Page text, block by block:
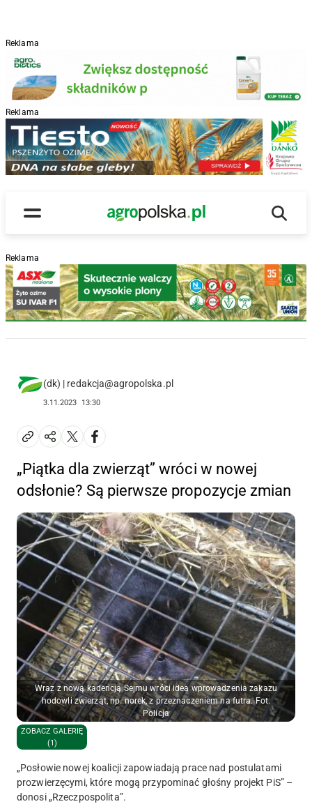
Reklama
Reklama
Menu
Main Logo
Reklama
(dk) | redakcja@agropolska.pl
3.11.2023 13:30
„Piątka dla zwierząt” wróci w nowej
odsłonie? Są pierwsze propozycje zmian
Wraz z nową kadencją Sejmu wróci idea wprowadzenia zakazu
hodowli zwierząt, np. norek, z przeznaczeniem na futra. Fot.
Policja
ZOBACZ GALERIĘ
(1)
„Posłowie nowej koalicji zapowiadają prace nad postulatami
prozwierzęcymi, które mogą przypominać głośny projekt PiS” –
donosi „Rzeczpospolita”.